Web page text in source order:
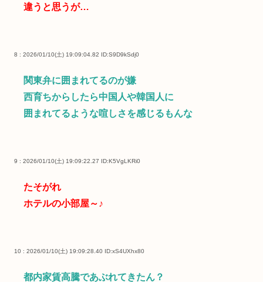
違うと思うが…
8 : 2026/01/10(土) 19:09:04.82 ID:S9D9kSdj0
関東弁に囲まれてるのが嫌
西育ちからしたら中国人や韓国人に
囲まれてるような喧しさを感じるもんな
9 : 2026/01/10(土) 19:09:22.27 ID:K5VgLKRi0
たそがれ
ホテルの小部屋～♪
10 : 2026/01/10(土) 19:09:28.40 ID:xS4UXhx80
都内家賃高騰であぶれてきたん？